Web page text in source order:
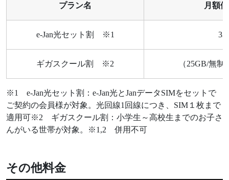
プラン名 月額
e-Jan光セット割 ※1
ギガスクール割 ※2 （25GB/無
※1 e-Jan光セット割：e-Jan光とJanデータSIMをセットで
ご契約の会員様が対象。光回線1回線につき、SIM１枚まで
適用可※2 ギガスクール割：小学生～高校生までのお子さ
んがいる世帯が対象。※1,2 併用不可
その他料金